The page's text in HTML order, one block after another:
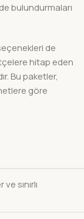
bulundurmaları
de
hitap eden
Bu paketler,
göre
sınırlı